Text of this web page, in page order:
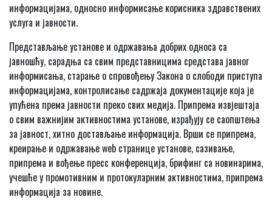
информацијама, односно информисање корисника здравствених
услуга и јавности.
Представљање установе и одржавања добрих односа са
јавношћу, сарадња са свим представницима средстава јавног
информисања, старање о спровођењу Закона о слободи приступа
информацијама, контролисање садржаја документације која је
упућена према јавности преко свих медија. Припрема извјештаја
о свим важнијим активностима установе, израђују се саопштења
за јавност, хитно достављање информација. Врши се припрема,
креирање и одржавање web странице установе, сазивање,
припрема и вођење пресс конференција, брифинг са новинарима,
учешће у промотивним и протокуларним активностима, припрема
информација за новине.